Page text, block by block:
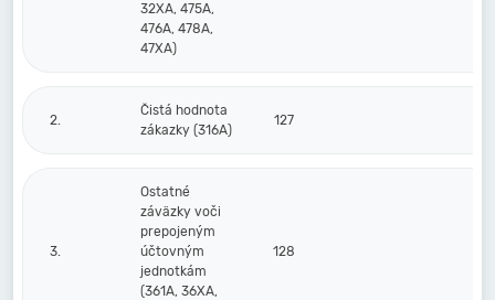
32XA, 475A,
476A, 478A,
47XA)
2.
Čistá hodnota
zákazky (316A)
127
3.
Ostatné
záväzky voči
prepojeným
účtovným
jednotkám
(361A, 36XA,
128